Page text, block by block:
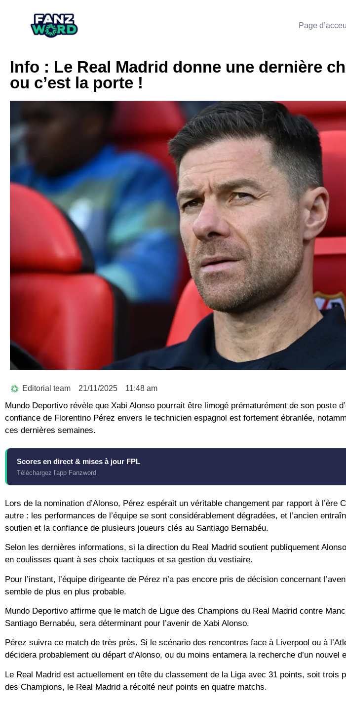
Page
Info : Le Real Madrid donne une dernière
ou c’est la porte !
Editorial team 21/11/2025 11:48 am
Mundo Deportivo révèle que Xabi Alonso pourrait être limogé prématurément de son poste
confiance de Florentino Pérez envers le technicien espagnol est fortement ébranlée,
ces dernières semaines.
Scores en direct & mises à jour FPL
Téléchargez l'app Fanzword
Lors de la nomination d’Alonso, Pérez espérait un véritable changement par rapport à l’ère
autre : les performances de l’équipe se sont considérablement dégradées, et l’ancien
soutien et la confiance de plusieurs joueurs clés au Santiago Bernabéu.
Selon les dernières informations, si la direction du Real Madrid soutient publiquement
en coulisses quant à ses choix tactiques et sa gestion du vestiaire.
Pour l’instant, l’équipe dirigeante de Pérez n’a pas encore pris de décision concernant
semble de plus en plus probable.
Mundo Deportivo affirme que le match de Ligue des Champions du Real Madrid contre
Santiago Bernabéu, sera déterminant pour l’avenir de Xabi Alonso.
Pérez suivra ce match de très près. Si le scénario des rencontres face à Liverpool ou à
décidera probablement du départ d’Alonso, ou du moins entamera la recherche d’un
Le Real Madrid est actuellement en tête du classement de la Liga avec 31 points, soit trois
des Champions, le Real Madrid a récolté neuf points en quatre matchs.